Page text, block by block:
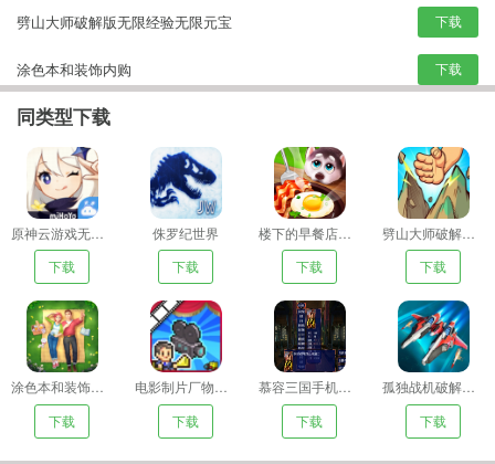
劈山大师破解版无限经验无限元宝 下载
涂色本和装饰内购 下载
电影制片厂物语无限金币
慕容三国手机版下载 下载
孤独战机破解版无限金币无限钻石 下载
同类型下载
下载
侏罗纪世界
下载
下载
下载
下载
下载
下载
下载